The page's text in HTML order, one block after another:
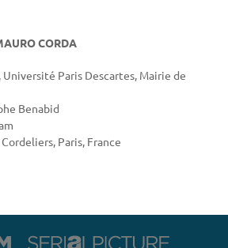
CORDA
Paris Descartes, Mairie de
Benabid
Paris, France